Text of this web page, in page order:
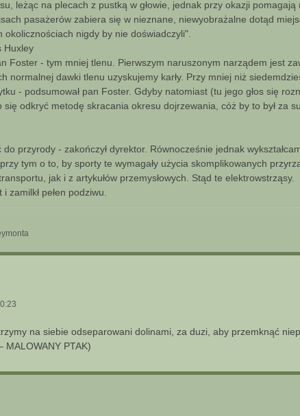
leżąc na plecach z pustką w głowie, jednak przy okazji
pasażerów zabiera się w nieznane, niewyobrażalne dotąd
nigdy by nie doświadczyli".
Huxley
Foster - tym mniej tlenu. Pierwszym naruszonym narządem jest
normalnej dawki tlenu uzyskujemy karły. Przy mniej niż
- podsumował pan Foster. Gdyby natomiast (tu jego głos się
się odkryć metodę skracania okresu dojrzewania, cóż by to był za
przyrody - zakończył dyrektor. Równocześnie jednak
tym o to, by sporty te wymagały użycia skomplikowanych
jak i z artykułów przemysłowych. Stąd te elektrowstrząsy.
zamilkł pełen podziwu.
na siebie odseparowani dolinami, za duzi, aby przemknąć
MALOWANY PTAK)